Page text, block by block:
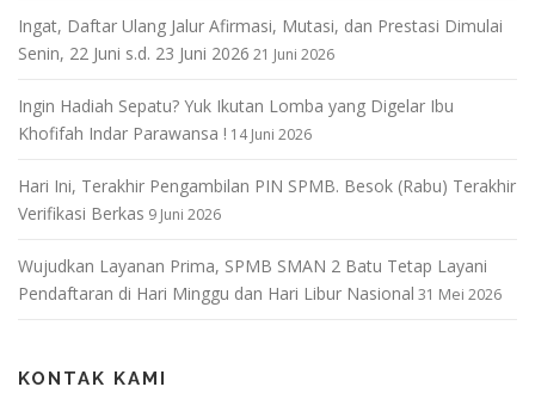
Ingat, Daftar Ulang Jalur Afirmasi, Mutasi, dan Prestasi Dimulai
Senin, 22 Juni s.d. 23 Juni 2026 21 Juni 2026
Ingin Hadiah Sepatu? Yuk Ikutan Lomba yang Digelar Ibu
Khofifah Indar Parawansa ! 14 Juni 2026
Hari Ini, Terakhir Pengambilan PIN SPMB. Besok (Rabu) Terakhir
Verifikasi Berkas 9 Juni 2026
Wujudkan Layanan Prima, SPMB SMAN 2 Batu Tetap Layani
Pendaftaran di Hari Minggu dan Hari Libur Nasional 31 Mei 2026
KONTAK KAMI